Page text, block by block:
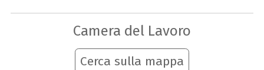
Camera del Lavoro
Cerca sulla mappa